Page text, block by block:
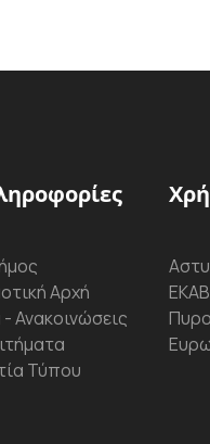
Αρχή
Ανακοινώσεις
Τύπου
ΕΚΑΒ